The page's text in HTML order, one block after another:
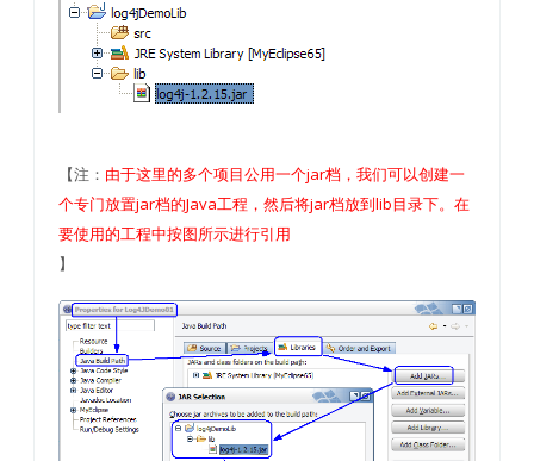
【注： 由于这里的多个项目公用一个jar档，我们可以创建一
个专门放置jar档的Java工程，然后将jar档放到lib目录下。在
要使用的工程中按图所示进行引用
】